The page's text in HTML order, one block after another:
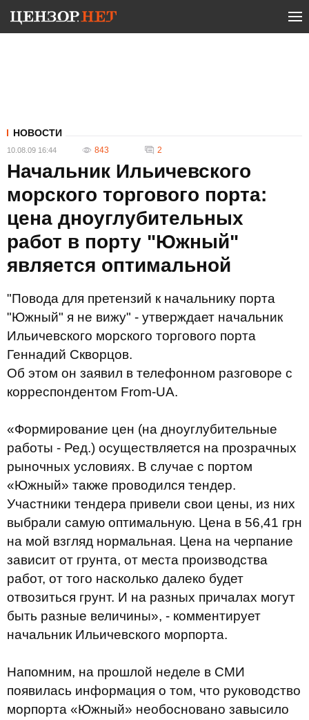
НОВОСТИ
10.08.09 16:44 843 2
Начальник Ильичевского
морского торгового порта:
цена дноуглубительных
работ в порту "Южный"
является оптимальной
"Повода для претензий к начальнику порта
"Южный" я не вижу" - утверждает начальник
Ильичевского морского торгового порта
Геннадий Скворцов.
Об этом он заявил в телефонном разговоре с
корреспондентом From-UA.
«Формирование цен (на дноуглубительные
работы - Ред.) осуществляется на прозрачных
рыночных условиях. В случае с портом
«Южный» также проводился тендер.
Участники тендера привели свои цены, из них
выбрали самую оптимальную. Цена в 56,41 грн
на мой взгляд нормальная. Цена на черпание
зависит от грунта, от места производства
работ, от того насколько далеко будет
отвозиться грунт. И на разных причалах могут
быть разные величины», - комментирует
начальник Ильичевского морпорта.
Напомним, на прошлой неделе в СМИ
появилась информация о том, что руководство
морпорта «Южный» необосновано завысило